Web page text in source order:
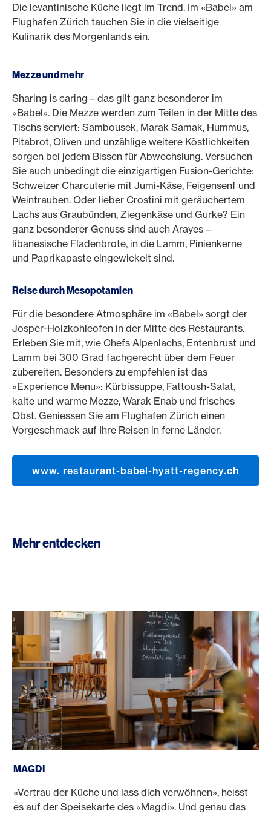
Die levantinische Küche liegt im Trend. Im «Babel» am
Flughafen Zürich tauchen Sie in die vielseitige
Kulinarik des Morgenlands ein.
Mezze und mehr
Sharing is caring – das gilt ganz besonderer im
«Babel». Die Mezze werden zum Teilen in der Mitte des
Tischs serviert: Sambousek, Marak Samak, Hummus,
Pitabrot, Oliven und unzählige weitere Köstlichkeiten
sorgen bei jedem Bissen für Abwechslung. Versuchen
Sie auch unbedingt die einzigartigen Fusion-Gerichte:
Schweizer Charcuterie mit Jumi-Käse, Feigensenf und
Weintrauben. Oder lieber Crostini mit geräuchertem
Lachs aus Graubünden, Ziegenkäse und Gurke? Ein
ganz besonderer Genuss sind auch Arayes –
libanesische Fladenbrote, in die Lamm, Pinienkerne
und Paprikapaste eingewickelt sind.
Reise durch Mesopotamien
Für die besondere Atmosphäre im «Babel» sorgt der
Josper-Holzkohleofen in der Mitte des Restaurants.
Erleben Sie mit, wie Chefs Alpenlachs, Entenbrust und
Lamm bei 300 Grad fachgerecht über dem Feuer
zubereiten. Besonders zu empfehlen ist das
«Experience Menu»: Kürbissuppe, Fattoush-Salat,
kalte und warme Mezze, Warak Enab und frisches
Obst. Geniessen Sie am Flughafen Zürich einen
Vorgeschmack auf Ihre Reisen in ferne Länder.
www. restaurant-babel-hyatt-regency.ch
Mehr entdecken
MAGDI
«Vertrau der Küche und lass dich verwöhnen», heisst
es auf der Speisekarte des «Magdi». Und genau das